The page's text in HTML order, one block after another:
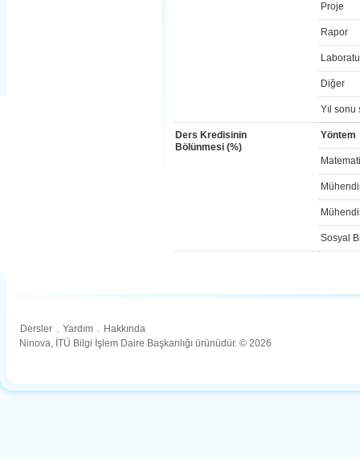
Proje
Rapor
Diğer
Yıl sonu
Ders Kredisinin
Bölünmesi (%)
Yöntem
Sosyal
Dersler . Yardım . Hakkında
Ninova, İTÜ Bilgi İşlem Daire Başkanlığı ürünüdür. © 2026